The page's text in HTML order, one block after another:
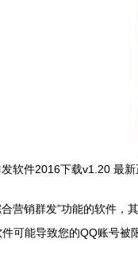
软件2016下载v1.20 最
营销群发”功能的软件
可能导致您的QQ账号